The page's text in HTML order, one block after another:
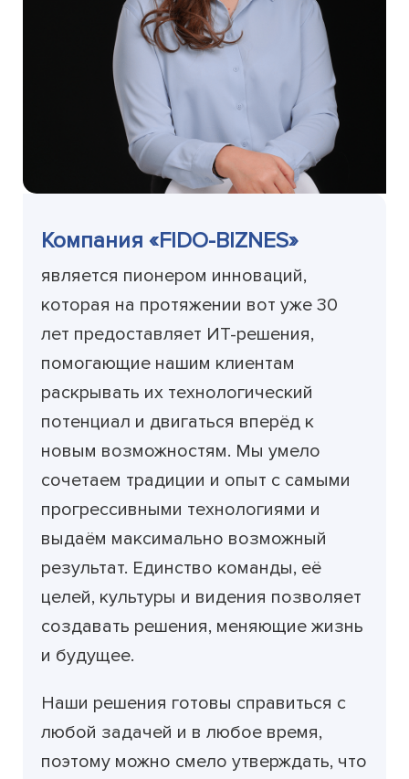
Компания «FIDO-BIZNES»
является пионером инноваций,
которая на протяжении вот уже 30
лет предоставляет ИТ-решения,
помогающие нашим клиентам
раскрывать их технологический
потенциал и двигаться вперёд к
новым возможностям. Мы умело
сочетаем традиции и опыт с самыми
прогрессивными технологиями и
выдаём максимально возможный
результат. Единство команды, её
целей, культуры и видения позволяет
создавать решения, меняющие жизнь
и будущее.
Наши решения готовы справиться с
любой задачей и в любое время,
поэтому можно смело утверждать, что